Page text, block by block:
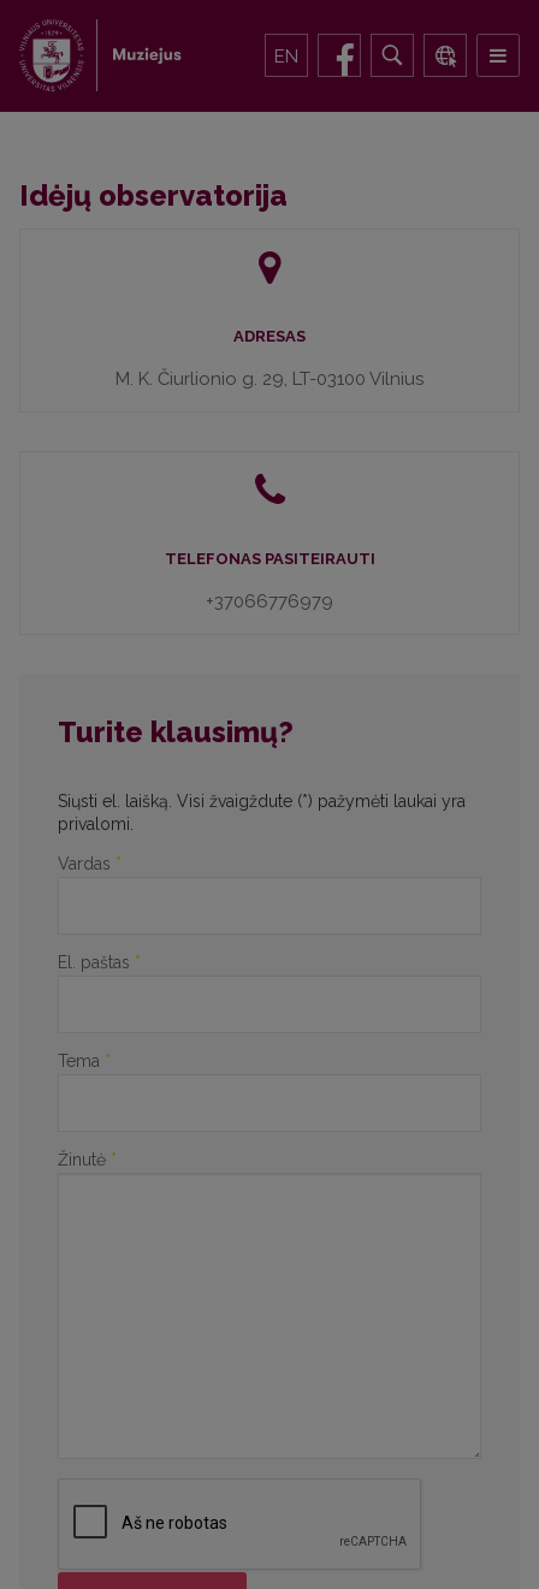
EN
Idėjų observatorija
ADRESAS
M. K. Čiurlionio g. 29, LT-03100 Vilnius
TELEFONAS PASITEIRAUTI
+37066776979
Turite klausimų?
Siųsti el. laišką. Visi žvaigždute (*) pažymėti laukai yra
privalomi.
Vardas *
El. paštas *
Tema *
Žinutė *